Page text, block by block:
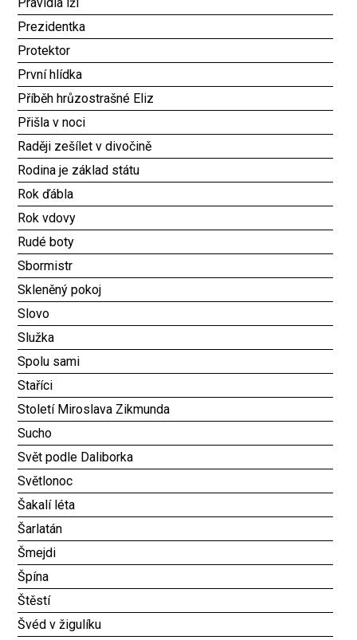
Prezidentka
Protektor
První hlídka
Příběh hrůzostrašné Eliz
Přišla v noci
Raději zešílet v divočině
Rodina je základ státu
Rok ďábla
Rok vdovy
Rudé boty
Sbormistr
Skleněný pokoj
Slovo
Služka
Spolu sami
Staříci
Století Miroslava Zikmunda
Sucho
Svět podle Daliborka
Světlonoc
Šakalí léta
Šarlatán
Šmejdi
Špína
Štěstí
Švéd v žigulíku